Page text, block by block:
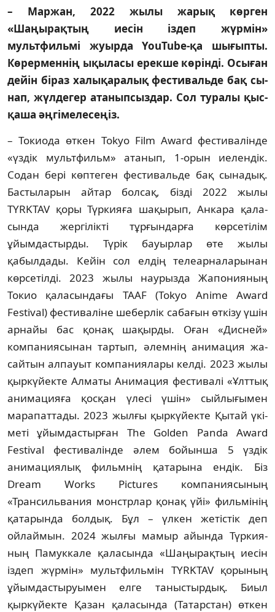
– Маржан, 2022 жылы жарық көр­ген
«Шаңырақтың иесін іздеп жүр­мін»
мультфильмі жуырда YouTube-қа шығыпты.
Көрерменнің ықыласы ерекше көрінді. Осыған
дейін біраз халықаралық фестивальде бақ сы­
нап, жүл­дегер атаныпсыздар. Сол ту­ра­лы қыс­
қаша әңгімелесеңіз.
– Токиода өткен Tokyo Film Award фес­­­тивалінде
«үздік мультфильм» атанып, 1-орын иелендік.
Содан бері көптеген фестивальде бақ сынадық.
Бастыларын ай­тар болсақ, бізді 2022 жылы
TYRKTAV қо­ры Түркияға шақырып, Анкара қала­
сын­да жергілікті тұрғын­дарға көрсетілім
ұйымдастырды. Түрік бауыр­лар өте жылы
қабылдады. Кейін сол ел­дің телеар­на­лары­нан
көрсетілді. 2023 жылы наурызда Жапонияның
Токио қа­ла­сындағы TAAF (Tokyo Anime Award
Festival) фестиваліне шеберлік сабағын өткізу үшін
арнайы бас қонақ шақырды. Оған «Дисней»
компа­ния­сынан тартып, әлем­нің анимация жа­
сайтын алпауыт ком­­паниялары келді. 2023 жылы
қыр­күйек­те Алматы Анима­ция фестивалі «Ұлт­тық
анимацияға қос­қан үлесі үшін» сый­лығымен
марапаттады. 2023 жылғы қыр­күйекте Қытай үкі­
меті ұйым­дас­тыр­ған The Golden Panda Award
Festival фес­ти­валінде әлем бойын­ша 5 үздік
анима­циялық фильмнің қата­ры­на ендік. Біз
Dream Works Pictures ком­­па­ниясының
«Трансильвания монстр­лар қонақ үйі» фи­льмінің
қатарында болдық. Бұл – үл­кен жетістік деп
ойлай­мын. 2024 жыл­ғы ма­мыр айында Түр­кия­­
ның Памук­кале қа­ласында «Шаңы­рақ­тың иесін
іздеп жүр­мін» мультфильмін TYRKTAV қоры­ның
ұйымдастыруымен елге таныстыр­дық. Биыл
қыркүйекте Қа­зан қаласында (Та­тарстан) өткен